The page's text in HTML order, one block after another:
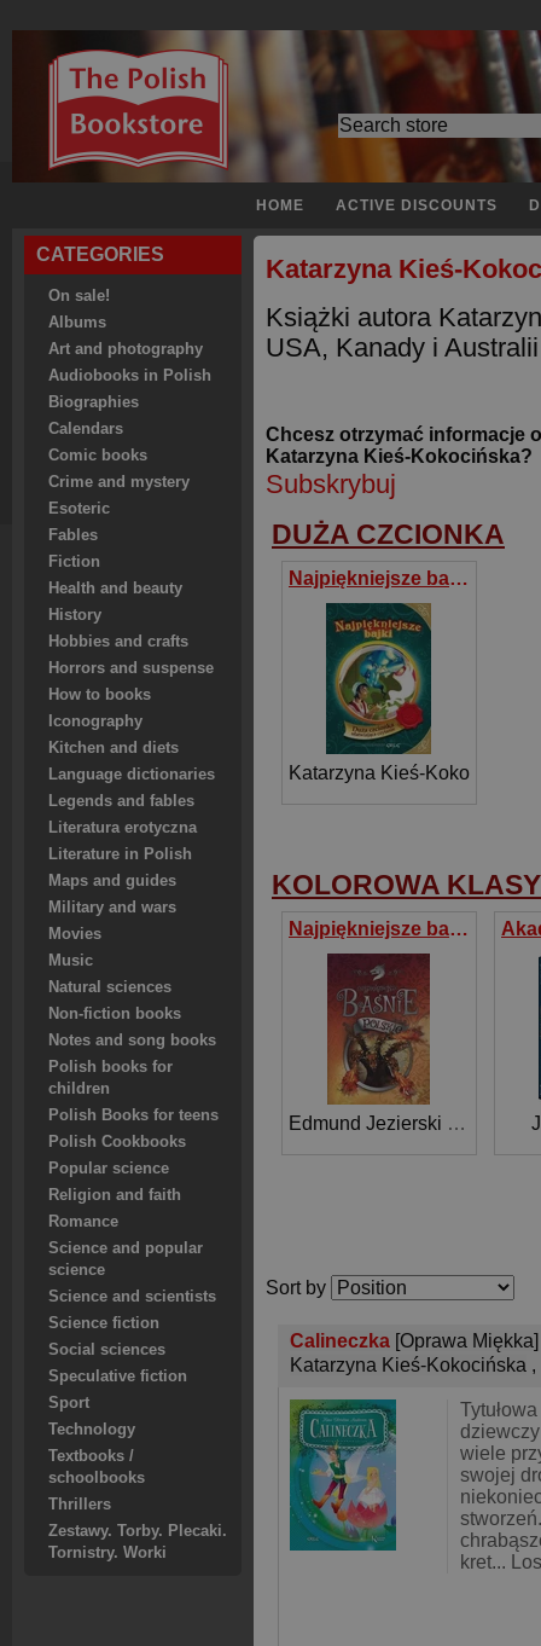
HOME ACTIVE DISCOUNTS
CATEGORIES
On sale!
Albums
Art and photography
Audiobooks in Polish
Biographies
Calendars
Comic books
Crime and mystery
Esoteric
Fables
Fiction
Health and beauty
History
Hobbies and crafts
Horrors and suspense
How to books
Iconography
Kitchen and diets
Language dictionaries
Legends and fables
Literatura erotyczna
Literature in Polish
Maps and guides
Military and wars
Movies
Music
Natural sciences
Non-fiction books
Notes and song books
Polish books for
children
Polish Books for teens
Polish Cookbooks
Popular science
Religion and faith
Romance
Science and popular
science
Science and scientists
Science fiction
Social sciences
Speculative fiction
Sport
Technology
Textbooks /
schoolbooks
Thrillers
Zestawy. Torby. Plecaki.
Tornistry. Worki
Katarzyna Kieś-
Książki autora
USA, Kanady i
Chcesz otrzymać informacje
Katarzyna Kieś-Kokocińska?
Subskrybuj
DUŻA CZCIONKA
Najpiękniejsze bajki (twarda oprawa) Duża czcionka ułatwiająca czytanie
Katarzyna Kieś-Kokocińska
KOLOROWA
Najpiękniejsze baśnie polskie
Edmund Jezierski Józef
Sort by
Calineczka [Oprawa Miękka]
Katarzyna Kieś-Kokocińska ,
wiele
swojej
kret...